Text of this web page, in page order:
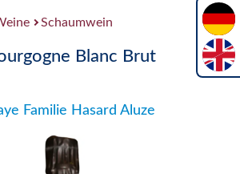
Schaumwein
Blanc Brut
Familie Hasard Aluze